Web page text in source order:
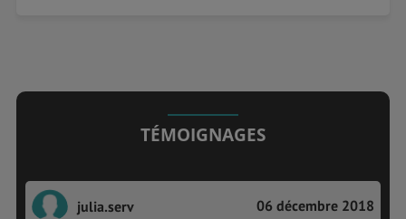
TÉMOIGNAGES
julia.serv 06 décembre 2018